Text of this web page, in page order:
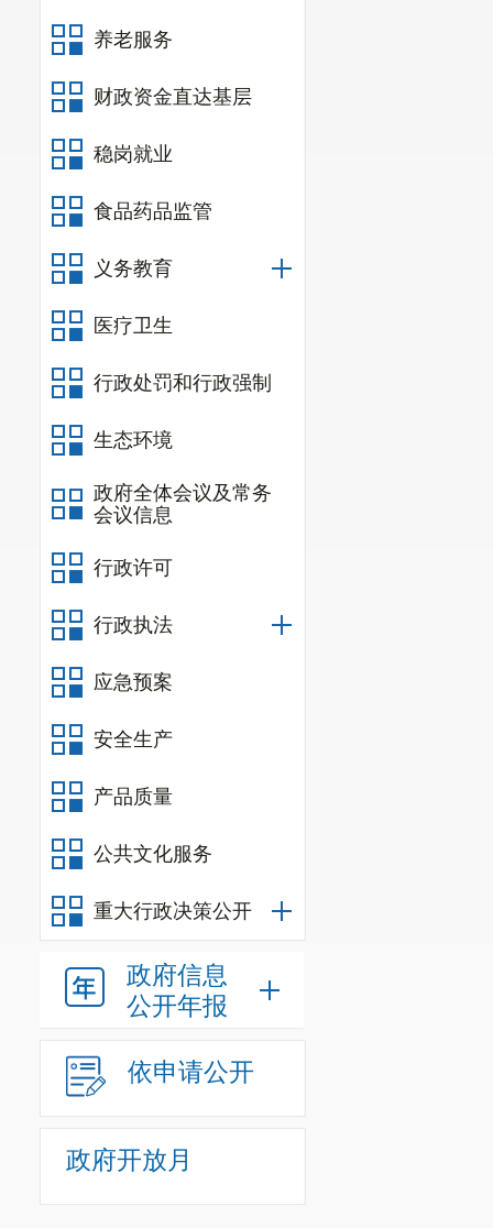
养老服务
财政资金直达基层
稳岗就业
食品药品监管
义务教育
医疗卫生
行政处罚和行政强制
生态环境
政府全体会议及常务
会议信息
行政许可
行政执法
应急预案
安全生产
产品质量
公共文化服务
重大行政决策公开
政府信息
公开年报
依申请公开
政府开放月